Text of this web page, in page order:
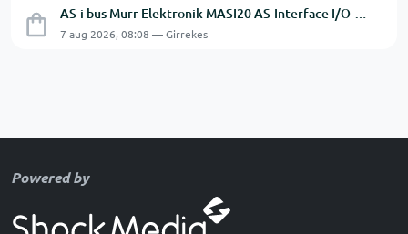
AS-i bus Murr Elektronik MASI20 AS-Interface I/O-module 56440
7 aug 2026, 08:08 — Girrekes
Powered by